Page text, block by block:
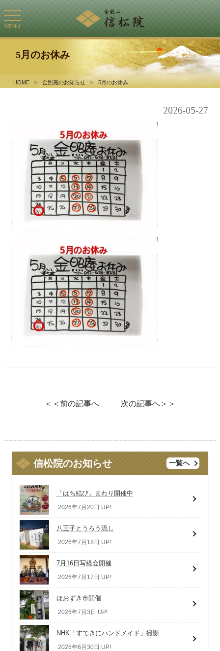
toggle
navigation
MENU
HOME > 金照庵のお知らせ > 5月のお休み
5月のお休み
2026-05-27
＜＜前の記事へ 次の記事へ＞＞
信松院のお知らせ 一覧へ
「はち結び」まわり開催中
2026年7月20日 UP!
八王子とうろう流し
2026年7月18日 UP!
7月16日写経会開催
2026年7月17日 UP!
ほおずき市開催
2026年7月3日 UP!
NHK「すてきにハンドメイド」撮影
2026年6月30日 UP!